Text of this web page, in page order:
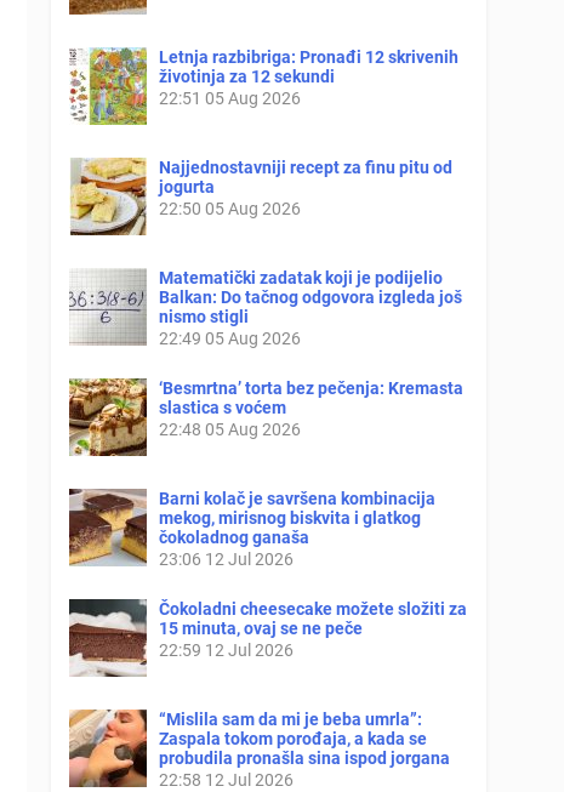
Letnja razbibriga: Pronađi 12 skrivenih
životinja za 12 sekundi
22:51 05 Aug 2026
Najjednostavniji recept za finu pitu od
jogurta
22:50 05 Aug 2026
Matematički zadatak koji je podijelio
Balkan: Do tačnog odgovora izgleda još
nismo stigli
22:49 05 Aug 2026
‘Besmrtna’ torta bez pečenja: Kremasta
slastica s voćem
22:48 05 Aug 2026
Barni kolač je savršena kombinacija
mekog, mirisnog biskvita i glatkog
čokoladnog ganaša
23:06 12 Jul 2026
Čokoladni cheesecake možete složiti za
15 minuta, ovaj se ne peče
22:59 12 Jul 2026
“Mislila sam da mi je beba umrla”:
Zaspala tokom porođaja, a kada se
probudila pronašla sina ispod jorgana
22:58 12 Jul 2026